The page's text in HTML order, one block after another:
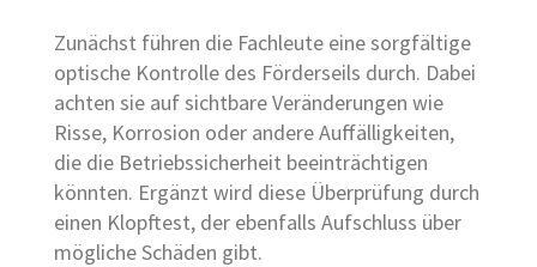
Zunächst führen die Fachleute eine sorgfältige
optische Kontrolle des Förderseils durch. Dabei
achten sie auf sichtbare Veränderungen wie
Risse, Korrosion oder andere Auffälligkeiten,
die die Betriebssicherheit beeinträchtigen
könnten. Ergänzt wird diese Überprüfung durch
einen Klopftest, der ebenfalls Aufschluss über
mögliche Schäden gibt.